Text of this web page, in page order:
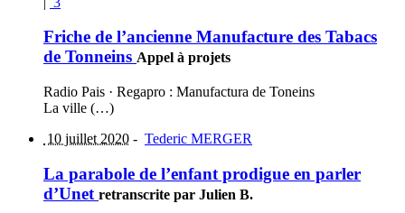
Friche de l’ancienne Manufacture des Tabacs
de Tonneins Appel à projets
Radio Pais · Regapro : Manufactura de Toneins
La ville (…)
10 juillet 2020 - Tederic MERGER
La parabole de l’enfant prodigue en parler
d’Unet retranscrite par Julien B.